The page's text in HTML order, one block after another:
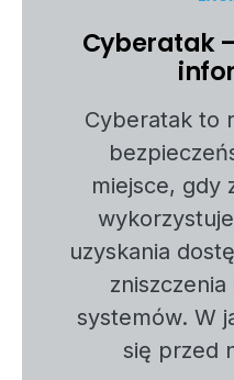
Cyberatak
Cyberatak to
miejsce, gdy
uzyskania
systemów. W
się przed